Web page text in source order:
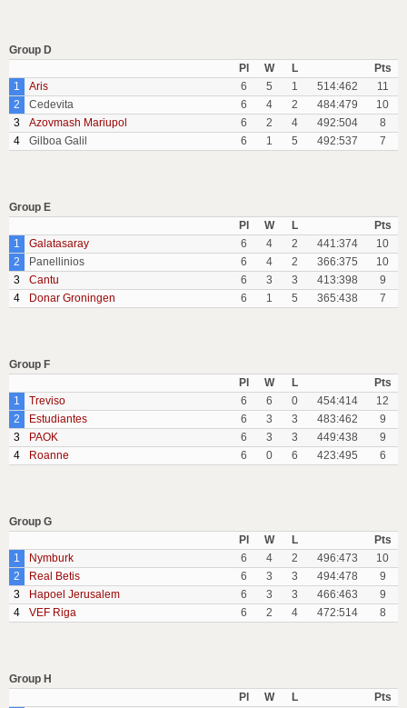
Group D
Pl
W L
Pts
1
Aris 6 5 1 514:462
11
2
Cedevita 6 4 2 484:479
10
3
Azovmash Mariupol 6 2 4 492:504
8
4
Gilboa Galil 6 1 5 492:537 7
Group E
Pl
W L
Pts
1
Galatasaray 6 4 2 441:374
10
2
Panellinios 6 4 2 366:375
10
3
Cantu 6 3 3 413:398
9
4
Donar Groningen 6 1 5 365:438 7
Group F
Pl
W L
Pts
1
Treviso 6 6 0 454:414
12
2
Estudiantes 6 3 3 483:462
9
3
PAOK 6 3 3 449:438
9
4
Roanne 6 0 6 423:495 6
Group G
Pl
W L
Pts
1
Nymburk 6 4 2 496:473
10
2
Real Betis 6 3 3 494:478
9
3
Hapoel Jerusalem 6 3 3 466:463
9
4
VEF Riga 6 2 4 472:514 8
Group H
Pl
W L
Pts